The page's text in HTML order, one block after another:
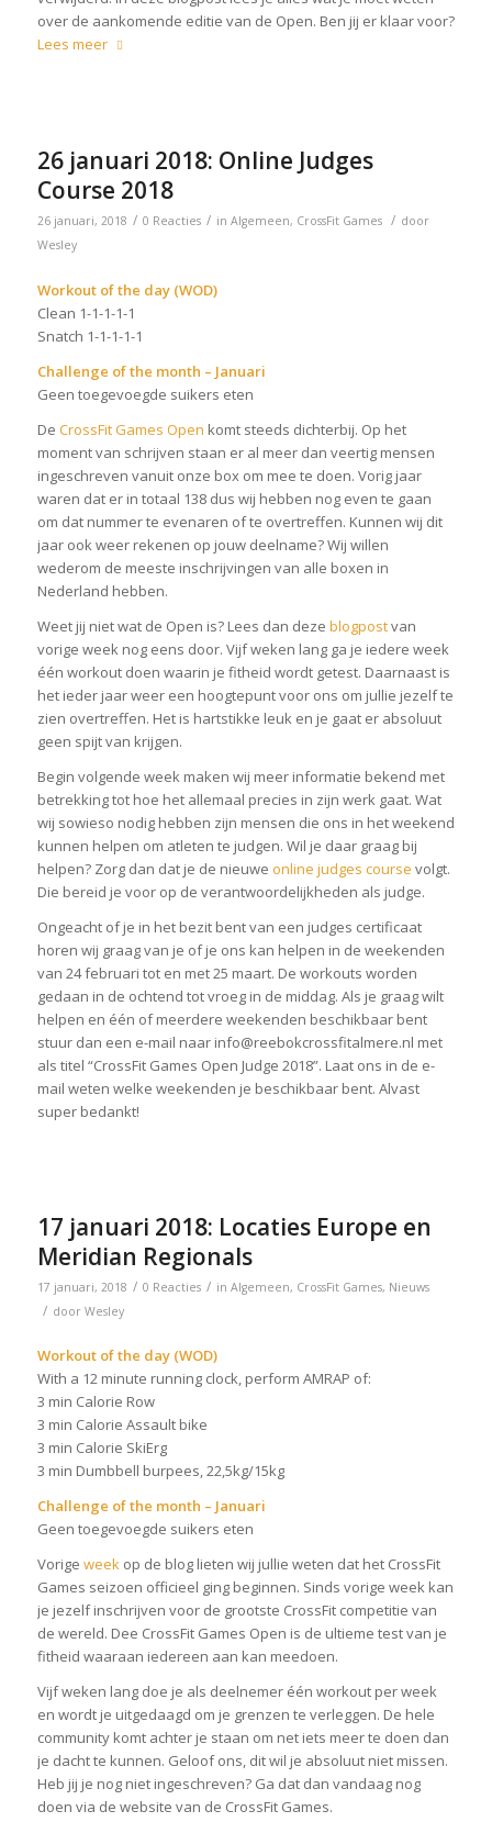
over de aankomende editie van de Open. Ben jij er klaar voor?
Lees meer
26 januari 2018: Online Judges
Course 2018
26 januari, 2018 / 0 Reacties / in Algemeen, CrossFit Games / door
Wesley
Workout of the day (WOD)
Clean 1-1-1-1-1
Snatch 1-1-1-1-1
Challenge of the month – Januari
Geen toegevoegde suikers eten
De CrossFit Games Open komt steeds dichterbij. Op het
moment van schrijven staan er al meer dan veertig mensen
ingeschreven vanuit onze box om mee te doen. Vorig jaar
waren dat er in totaal 138 dus wij hebben nog even te gaan
om dat nummer te evenaren of te overtreffen. Kunnen wij dit
jaar ook weer rekenen op jouw deelname? Wij willen
wederom de meeste inschrijvingen van alle boxen in
Nederland hebben.
Weet jij niet wat de Open is? Lees dan deze blogpostvan
vorige week nog eens door. Vijf weken lang ga je iedere week
één workout doen waarin je fitheid wordt getest. Daarnaast is
het ieder jaar weer een hoogtepunt voor ons om jullie jezelf te
zien overtreffen. Het is hartstikke leuk en je gaat er absoluut
geen spijt van krijgen.
Begin volgende week maken wij meer informatie bekend met
betrekking tot hoe het allemaal precies in zijn werk gaat. Wat
wij sowieso nodig hebben zijn mensen die ons in het weekend
kunnen helpen om atleten te judgen. Wil je daar graag bij
helpen? Zorg dan dat je de nieuwe online judges course volgt.
Die bereid je voor op de verantwoordelijkheden als judge.
Ongeacht of je in het bezit bent van een judges certificaat
horen wij graag van je of je ons kan helpen in de weekenden
van 24 februari tot en met 25 maart. De workouts worden
gedaan in de ochtend tot vroeg in de middag. Als je graag wilt
helpen en één of meerdere weekenden beschikbaar bent
stuur dan een e-mail naar info@reebokcrossfitalmere.nl met
als titel “CrossFit Games Open Judge 2018”. Laat ons in de e-
mail weten welke weekenden je beschikbaar bent. Alvast
super bedankt!
17 januari 2018: Locaties Europe en
Meridian Regionals
17 januari, 2018 / 0 Reacties / in Algemeen, CrossFit Games, Nieuws
/ door Wesley
Workout of the day (WOD)
With a 12 minute running clock, perform AMRAP of:
3 min Calorie Row
3 min Calorie Assault bike
3 min Calorie SkiErg
3 min Dumbbell burpees, 22,5kg/15kg
Challenge of the month – Januari
Geen toegevoegde suikers eten
Vorige weekop de blog lieten wij jullie weten dat het CrossFit
Games seizoen officieel ging beginnen. Sinds vorige week kan
je jezelf inschrijven voor de grootste CrossFit competitie van
de wereld. Dee CrossFit Games Open is de ultieme test van je
fitheid waaraan iedereen aan kan meedoen.
Vijf weken lang doe je als deelnemer één workout per week
en wordt je uitgedaagd om je grenzen te verleggen. De hele
community komt achter je staan om net iets meer te doen dan
je dacht te kunnen. Geloof ons, dit wil je absoluut niet missen.
Heb jij je nog niet ingeschreven? Ga dat dan vandaag nog
doen via de website van de CrossFit Games.